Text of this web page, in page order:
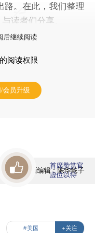
路。在此，我们整理
读者们分享。
后继续阅读
阅读权限
会员升级
达维 | 版面编辑：陈华懿子
首席赞赏官
虚位以待
#美国 +关注